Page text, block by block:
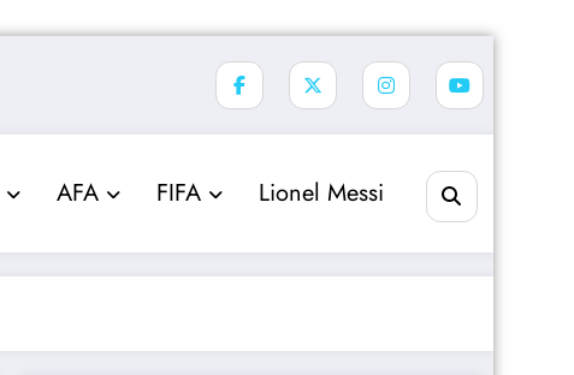
AFA FIFA Lionel Messi